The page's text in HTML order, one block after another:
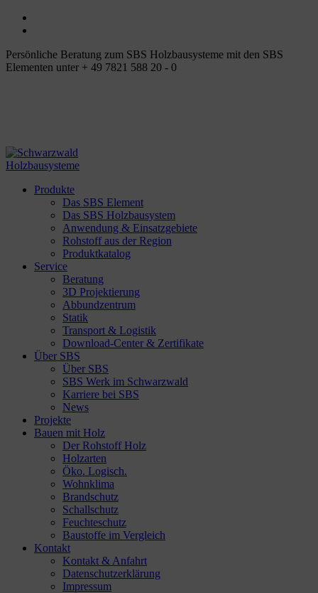
Persönliche Beratung zum SBS Holzbausysteme mit den SBS
Elementen unter + 49 7821 588 20 - 0
Produkte
Das SBS Element
Das SBS Holzbausystem
Anwendung & Einsatzgebiete
Rohstoff aus der Region
Produktkatalog
Service
Beratung
3D Projektierung
Abbundzentrum
Statik
Transport & Logistik
Download-Center & Zertifikate
Über SBS
Über SBS
SBS Werk im Schwarzwald
Karriere bei SBS
News
Projekte
Bauen mit Holz
Der Rohstoff Holz
Holzarten
Öko. Logisch.
Wohnklima
Brandschutz
Schallschutz
Feuchteschutz
Baustoffe im Vergleich
Kontakt
Kontakt & Anfahrt
Datenschutzerklärung
Impressum